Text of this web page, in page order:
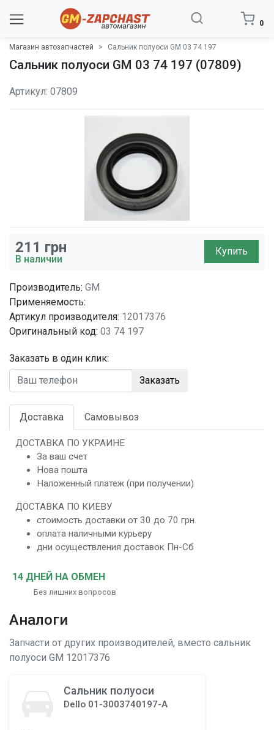
0
Магазин автозапчастей Сальник полуоси GM 03 74 197
Сальник полуоси GM 03 74 197 (07809)
Артикул: 07809
211 грн
В наличии
Купить
Производитель: GM
Применяемость:
Артикул производителя: 12017376
Оригинальный код: 03 74 197
Заказать в один клик:
Заказать
Доставка Самовывоз
ДОСТАВКА ПО УКРАИНЕ
За ваш счет
Нова пошта
Наложенный платеж (при получении)
ДОСТАВКА ПО КИЕВУ
стоимость доставки от 30 до 70 грн.
оплата наличными курьеру
дни осуществления доставок Пн-Сб
14 ДНЕЙ НА ОБМЕН
Без лишних вопросов
Аналоги
Запчасти от других производителей, вместо сальник
полуоси GM 12017376
Сальник полуоси
Dello 01-3003740197-A